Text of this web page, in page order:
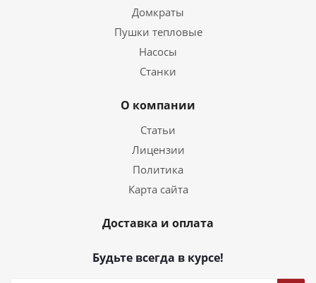
Домкраты
Пушки тепловые
Насосы
Станки
О компании
Статьи
Лицензии
Политика
Карта сайта
Доставка и оплата
Будьте всегда в курсе!